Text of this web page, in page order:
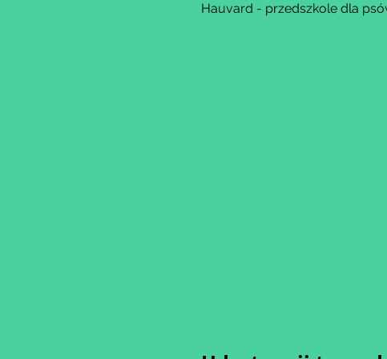
Hauvard - przedszkole dla